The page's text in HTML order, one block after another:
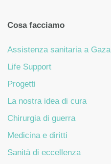
Cosa facciamo
Assistenza sanitaria a Gaza
Life Support
Progetti
La nostra idea di cura
Chirurgia di guerra
Medicina e diritti
Sanità di eccellenza